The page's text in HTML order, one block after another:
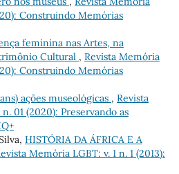
Construindo Memórias
feminina nas Artes, na
Cultural , Revista Memória
Construindo Memórias
ações museológicas , Revista
01 (2020): Preservando as
HISTÓRIA DA ÁFRICA E A
Memória LGBT: v. 1 n. 1 (2013):